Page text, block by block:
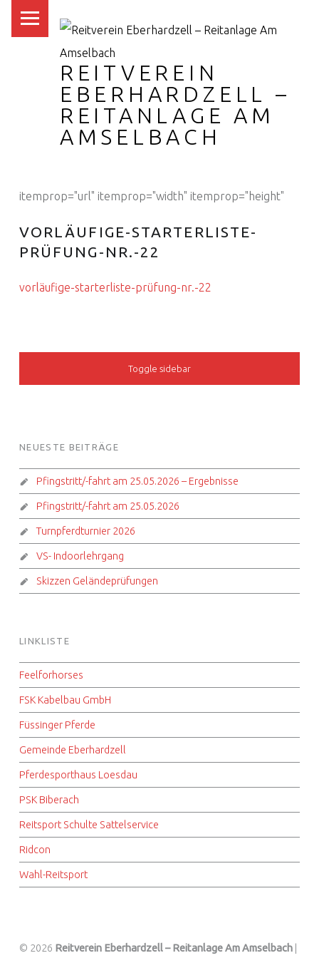
REITVEREIN
EBERHARDZELL –
REITANLAGE AM
AMSELBACH
itemprop="url" itemprop="width" itemprop="height"
VORLÄUFIGE-STARTERLISTE-
PRÜFUNG-NR.-22
vorläufige-starterliste-prüfung-nr.-22
SIDEBAR
Toggle sidebar
FOOTER SIDEBAR
NEUESTE BEITRÄGE
Pfingstritt/-fahrt am 25.05.2026 – Ergebnisse
Pfingstritt/-fahrt am 25.05.2026
Turnpferdturnier 2026
VS- Indoorlehrgang
Skizzen Geländeprüfungen
LINKLISTE
Feelforhorses
FSK Kabelbau GmbH
Füssinger Pferde
Gemeinde Eberhardzell
Pferdesporthaus Loesdau
PSK Biberach
Reitsport Schulte Sattelservice
Ridcon
Wahl-Reitsport
© 2026 Reitverein Eberhardzell – Reitanlage Am Amselbach